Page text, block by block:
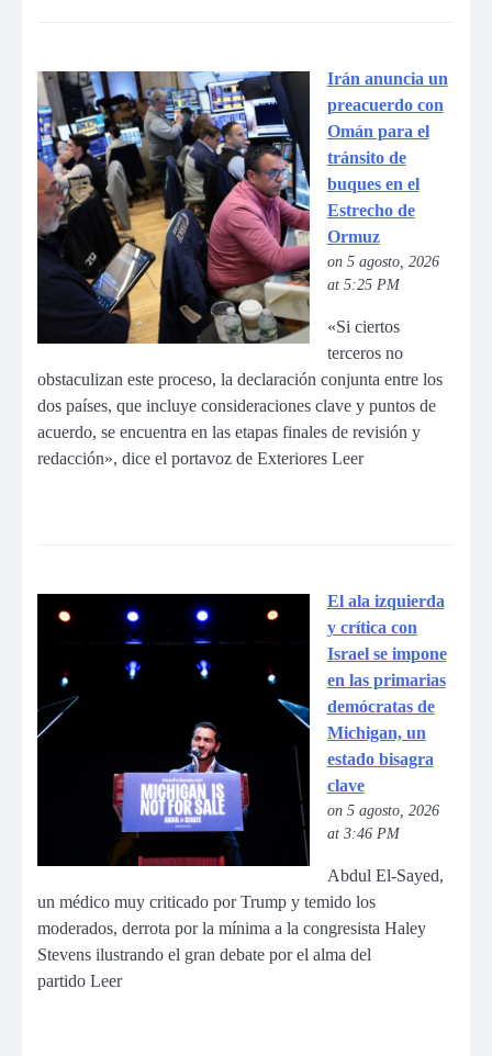
Irán anuncia un
preacuerdo con
Omán para el
tránsito de
buques en el
Estrecho de
Ormuz
on 5 agosto, 2026
at 5:25 PM
«Si ciertos
terceros no
obstaculizan este proceso, la declaración conjunta entre los
dos países, que incluye consideraciones clave y puntos de
acuerdo, se encuentra en las etapas finales de revisión y
redacción», dice el portavoz de Exteriores Leer
El ala izquierda
y crítica con
Israel se impone
en las primarias
demócratas de
Michigan, un
estado bisagra
clave
on 5 agosto, 2026
at 3:46 PM
Abdul El-Sayed,
un médico muy criticado por Trump y temido los
moderados, derrota por la mínima a la congresista Haley
Stevens ilustrando el gran debate por el alma del
partido Leer